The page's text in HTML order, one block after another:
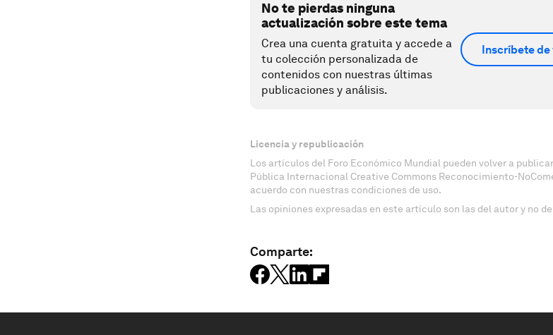
No te pierdas ninguna
actualización sobre este tema
Crea una cuenta gratuita y accede a
tu colección personalizada de
contenidos con nuestras últimas
publicaciones y análisis.
Inscríbete
Licencia y republicación
Los artículos del Foro Económico Mundial pueden volver a
Pública Internacional Creative Commons Reconocimiento-
acuerdo con nuestras condiciones de uso.
Las opiniones expresadas en este artículo son las del autor y no
Comparte: